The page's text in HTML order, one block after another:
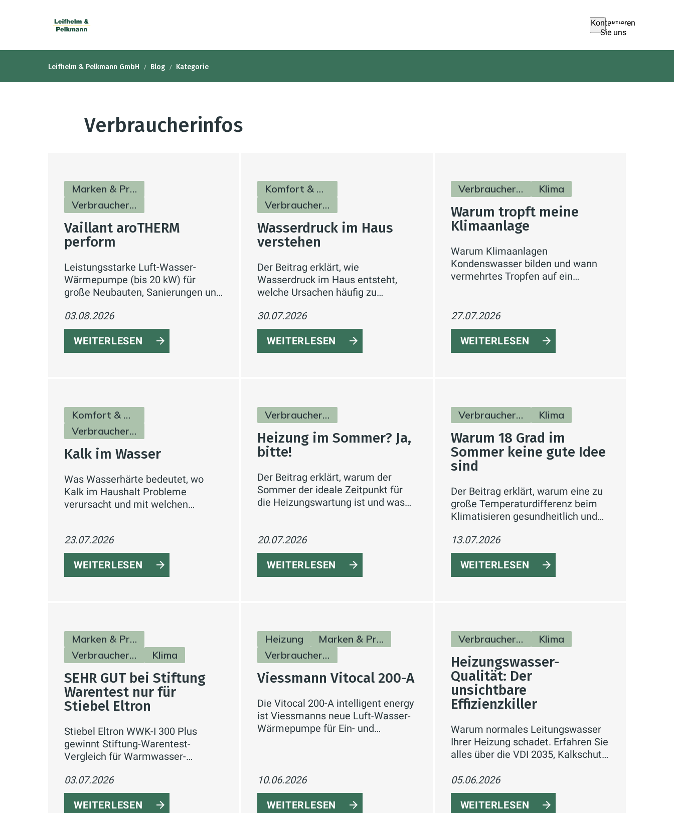
Kontaktieren
Sie uns
Leifhelm & Pelkmann GmbH Blog Kategorie
Verbraucherinfos
Marken & Produkte
Verbraucherinfos
Vaillant aroTHERM
perform
Leistungsstarke Luft-Wasser-
Wärmepumpe (bis 20 kW) für
große Neubauten, Sanierungen und
Vorlauftemperatur, flexibler
Aufstellung und Smart-Home-
Anbindung.
03.08.2026
WEITERLESEN
Komfort & Hygiene
Verbraucherinfos
Wasserdruck im Haus
verstehen
Der Beitrag erklärt, wie
Wasserdruck im Haus entsteht,
welche Ursachen häufig zu
sich das Problem systematisch
eingrenzen lässt.
30.07.2026
WEITERLESEN
Verbraucherinfos Klima
Warum tropft meine
Klimaanlage
Warum Klimaanlagen
Kondenswasser bilden und wann
vermehrtes Tropfen auf ein
27.07.2026
WEITERLESEN
Komfort & Hygiene
Verbraucherinfos
Kalk im Wasser
Was Wasserhärte bedeutet, wo
Kalk im Haushalt Probleme
verursacht und mit welchen
lassen.
23.07.2026
WEITERLESEN
Verbraucherinfos
Heizung im Sommer? Ja,
bitte!
Der Beitrag erklärt, warum der
Sommer der ideale Zeitpunkt für
die Heizungswartung ist und was
20.07.2026
WEITERLESEN
Verbraucherinfos Klima
Warum 18 Grad im
Sommer keine gute Idee
sind
Der Beitrag erklärt, warum eine zu
große Temperaturdifferenz beim
Klimatisieren gesundheitlich und
konkrete Tipps zur sinnvollen
Einstellung der Klimaanlage.
13.07.2026
WEITERLESEN
Marken & Produkte
Verbraucherinfos
Klima
SEHR GUT bei Stiftung
Warentest nur für
Stiebel Eltron
Stiebel Eltron WWK-I 300 Plus
gewinnt Stiftung-Warentest-
Vergleich für Warmwasser-
(1,5) und dem Titel „Preistipp" –
bestes Ergebnis bei Effizienz und
Lautstärke.
03.07.2026
WEITERLESEN
Heizung
Marken & Produkte
Verbraucherinfos
Viessmann Vitocal 200-A
Die Vitocal 200-A intelligent energy
ist Viessmanns neue Luft-Wasser-
Wärmepumpe für Ein- und
integrierter Hydraulik in der
Außeneinheit.
10.06.2026
WEITERLESEN
Verbraucherinfos Klima
Heizungswasser-
Qualität: Der
unsichtbare
Effizienzkiller
Warum normales Leitungswasser
Ihrer Heizung schadet. Erfahren Sie
alles über die VDI 2035, Kalkschutz
Wasseraufbereitung sparen
können.
05.06.2026
WEITERLESEN